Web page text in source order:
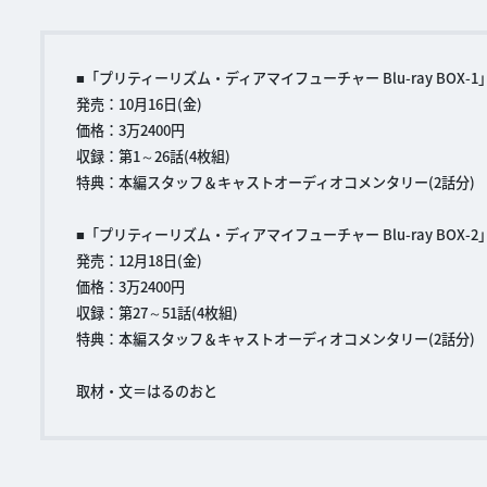
■「プリティーリズム・ディアマイフューチャー Blu-ray BOX-1
発売：10月16日(金)
価格：3万2400円
収録：第1～26話(4枚組)
特典：本編スタッフ＆キャストオーディオコメンタリー(2話分)
■「プリティーリズム・ディアマイフューチャー Blu-ray BOX-2
発売：12月18日(金)
価格：3万2400円
収録：第27～51話(4枚組)
特典：本編スタッフ＆キャストオーディオコメンタリー(2話分)
取材・文＝はるのおと